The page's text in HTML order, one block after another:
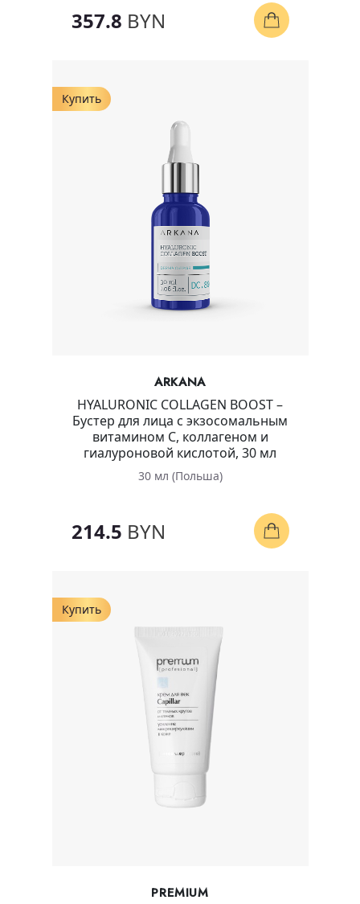
357.8 BYN
Купить
ARKANA
HYALURONIC COLLAGEN BOOST –
Бустер для лица с экзосомальным
витамином C, коллагеном и
гиалуроновой кислотой, 30 мл
30 мл (Польша)
214.5 BYN
Купить
PREMIUM